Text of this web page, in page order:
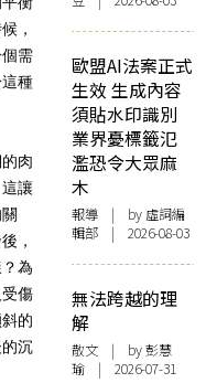
，
需
種
肉
讓
，
為
傷
的
沉
歐盟AI法案正式
生效 生成內容
須貼水印識別
業界憂標籤氾
濫恐令大眾麻
木
報導 | by 虛詞編
輯部 | 2026-08-03
無法跨越的理
解
散文 | by 彭慧
瑜 | 2026-07-31